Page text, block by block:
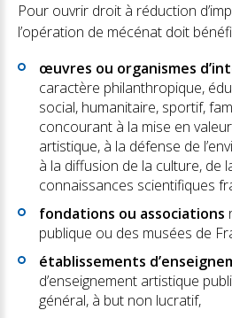
Pour ouvrir droit à réduction
l’opération de mécénat doit
œuvres ou organismes
caractère philanthropique,
social, humanitaire, sportif,
concourant à la mise en
artistique, à la défense de
à la diffusion de la culture, de
connaissances scientifiques
fondations ou associations
publique ou des musées de
établissements
d’enseignement artistique
général, à but non lucratif,